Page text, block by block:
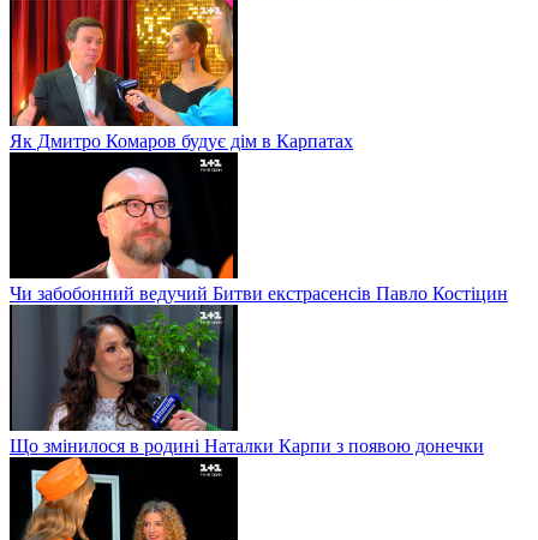
Як Дмитро Комаров будує дім в Карпатах
Чи забобонний ведучий Битви екстрасенсів Павло Костіцин
Що змінилося в родині Наталки Карпи з появою донечки